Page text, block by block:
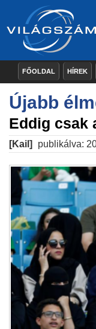
FŐOLDAL HÍREK
Újabb
Eddig csak
[Kail] publikálva: